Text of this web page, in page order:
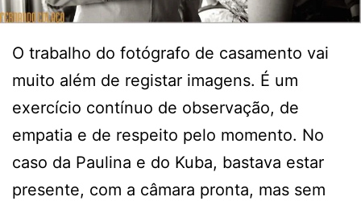
O trabalho do fotógrafo de casamento vai
muito além de registar imagens. É um
exercício contínuo de observação, de
empatia e de respeito pelo momento. No
caso da Paulina e do Kuba, bastava estar
presente, com a câmara pronta, mas sem